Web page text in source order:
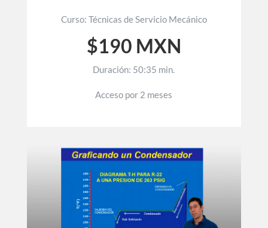
Curso: Técnicas de Servicio Mecánico
$190 MXN
Duración: 50:35 min.
Acceso por 2 meses